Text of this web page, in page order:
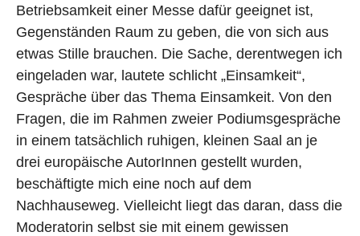
Betriebsamkeit einer Messe dafür geeignet ist,
Gegenständen Raum zu geben, die von sich aus
etwas Stille brauchen. Die Sache, derentwegen ich
eingeladen war, lautete schlicht „Einsamkeit“,
Gespräche über das Thema Einsamkeit. Von den
Fragen, die im Rahmen zweier Podiumsgespräche
in einem tatsächlich ruhigen, kleinen Saal an je
drei europäische AutorInnen gestellt wurden,
beschäftigte mich eine noch auf dem
Nachhauseweg. Vielleicht liegt das daran, dass die
Moderatorin selbst sie mit einem gewissen